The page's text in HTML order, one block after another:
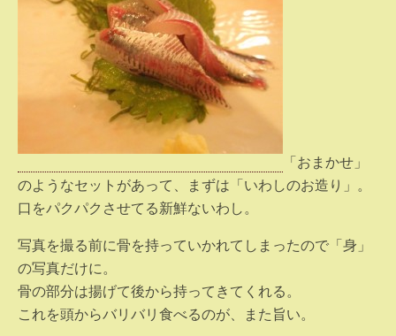
「おまかせ」
のようなセットがあって、まずは「いわしのお造り」。
口をパクパクさせてる新鮮ないわし。
写真を撮る前に骨を持っていかれてしまったので「身」
の写真だけに。
骨の部分は揚げて後から持ってきてくれる。
これを頭からバリバリ食べるのが、また旨い。